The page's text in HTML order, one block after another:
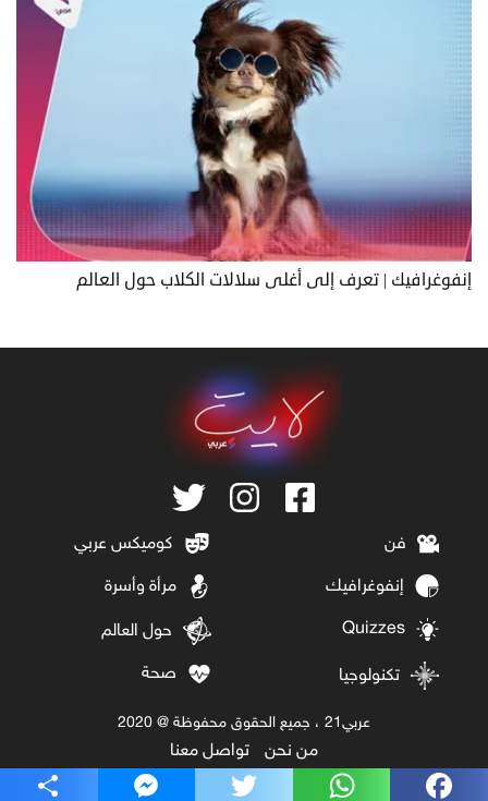
Facebook
WhatsApp
Twitter
Messenger
إنفوغرافيك | تعرف إلى أغلى سلالات الكلاب حول العالم
فن كوميكس عربي
إنفوغرافيك مرأة وأسرة
Quizzes حول العالم
تكنولوجيا صحة
عربي21 ، جميع الحقوق محفوظة @ 2020
من نحن تواصل معنا